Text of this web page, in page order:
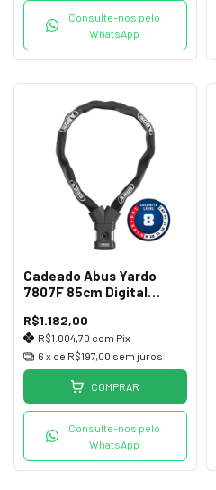
Consulte-nos pelo
WhatsApp
Cadeado Abus Yardo
7807F 85cm Digital
R$1.182,00
R$1.004,70 com Pix
6 x de R$197,00 sem juros
COMPRAR
Consulte-nos pelo
WhatsApp